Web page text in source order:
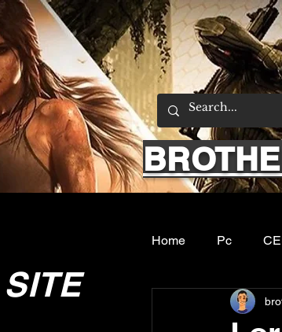
Home Pc
Emuladores